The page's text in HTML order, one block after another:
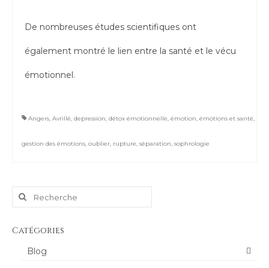
De nombreuses études scientifiques ont
également montré le lien entre la santé et le vécu
émotionnel.
Angers, Avrillé, depression, détox émotionnelle, émotion, émotions et santé,
gestion des émotions, oublier, rupture, séparation, sophrologie
Rechercher
Catégories
Blog